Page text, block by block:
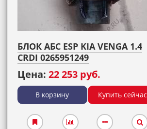
БЛОК АБС ESP KIA VENGA 1.4
CRDI 0265951249
Цена: 22 253 руб.
В корзину Купить сейчас